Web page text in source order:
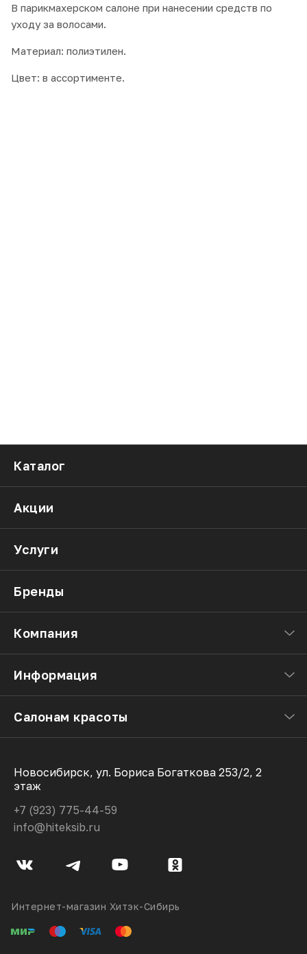
В парикмахерском салоне при нанесении средств по
уходу за волосами.
Материал: полиэтилен.
Цвет: в ассортименте.
Каталог
Акции
Услуги
Бренды
Компания
Информация
Салонам красоты
Новосибирск, ул. Бориса Богаткова 253/2, 2
этаж
+7 (923) 775-44-59
info@hiteksib.ru
Интернет-магазин Хитэк-Сибирь